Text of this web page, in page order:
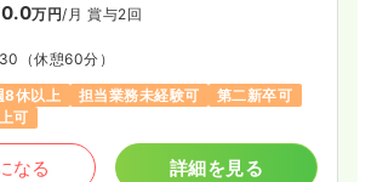
万円/月 賞与2回
（休憩60分）
8休以上 担当業務未経験可
第二新卒可
可
なる 詳細を見る